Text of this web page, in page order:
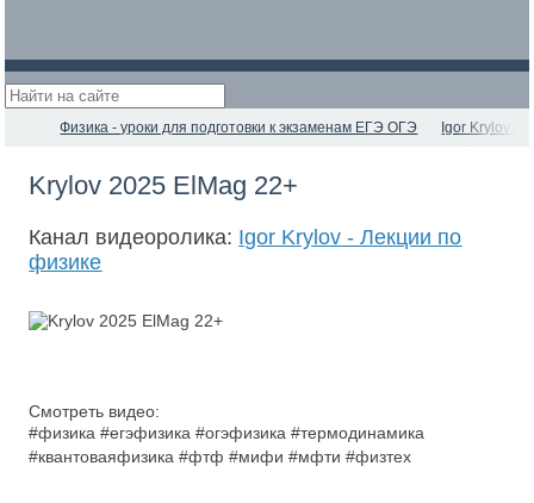
Физика - уроки для подготовки к экзаменам ЕГЭ ОГЭ Igor Krylov -
Krylov 2025 ElMag 22+
Канал видеоролика: Igor Krylov - Лекции по
физике
Смотреть видео:
#физика #егэфизика #огэфизика #термодинамика
#квантоваяфизика #фтф #мифи #мфти #физтех